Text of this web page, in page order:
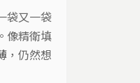
袋又一袋
像精衛填
，仍然想
保留聲